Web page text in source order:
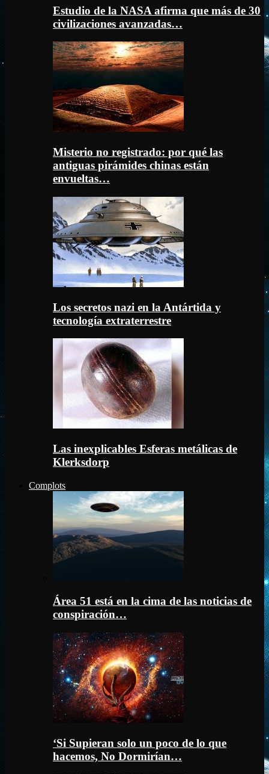
Estudio de la NASA afirma que más de 30
civilizaciones avanzadas…
Misterio no registrado: por qué las
antiguas pirámides chinas están
envueltas…
Los secretos nazi en la Antártida y
tecnología extraterrestre
Las inexplicables Esferas metálicas de
Klerksdorp
Complots
Área 51 está en la cima de las noticias de
conspiración…
‘Si Supieran solo un poco de lo que
hacemos, No Dormirían…